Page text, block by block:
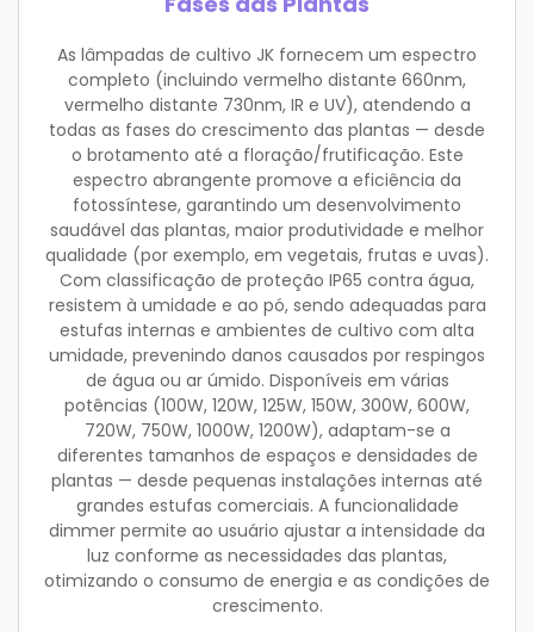
As lâmpadas de cultivo JK fornecem um espectro
completo (incluindo vermelho distante 660nm,
vermelho distante 730nm, IR e UV), atendendo a
todas as fases do crescimento das plantas — desde
o brotamento até a floração/frutificação. Este
espectro abrangente promove a eficiência da
fotossíntese, garantindo um desenvolvimento
saudável das plantas, maior produtividade e melhor
qualidade (por exemplo, em vegetais, frutas e uvas).
Com classificação de proteção IP65 contra água,
resistem à umidade e ao pó, sendo adequadas para
estufas internas e ambientes de cultivo com alta
umidade, prevenindo danos causados por respingos
de água ou ar úmido. Disponíveis em várias
potências (100W, 120W, 125W, 150W, 300W, 600W,
720W, 750W, 1000W, 1200W), adaptam-se a
diferentes tamanhos de espaços e densidades de
plantas — desde pequenas instalações internas até
grandes estufas comerciais. A funcionalidade
dimmer permite ao usuário ajustar a intensidade da
luz conforme as necessidades das plantas,
otimizando o consumo de energia e as condições de
crescimento.